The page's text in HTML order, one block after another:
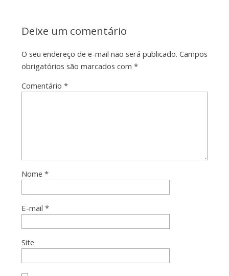
Deixe um comentário
O seu endereço de e-mail não será publicado. Campos
obrigatórios são marcados com *
Comentário *
Nome *
E-mail *
Site